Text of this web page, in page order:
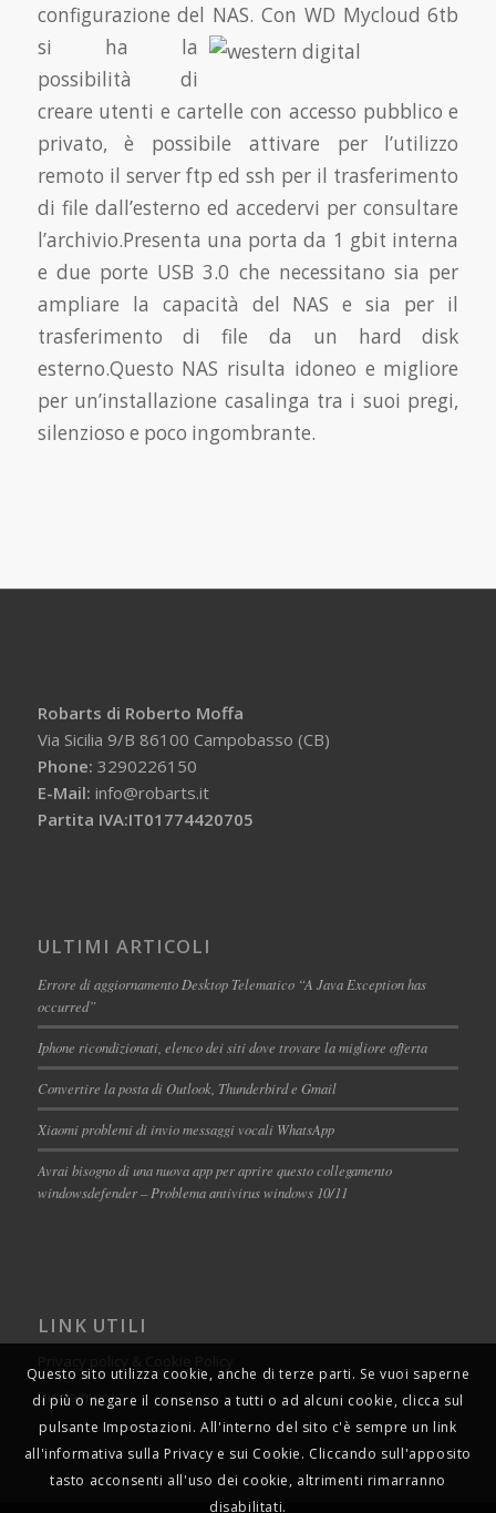
configurazione del NAS. Con WD Mycloud 6tb
si ha la
possibilità di
creare utenti e cartelle con accesso pubblico e
privato, è possibile attivare per l’utilizzo
remoto il server ftp ed ssh per il trasferimento
di file dall’esterno ed accedervi per consultare
l’archivio.Presenta una porta da 1 gbit interna
e due porte USB 3.0 che necessitano sia per
ampliare la capacità del NAS e sia per il
trasferimento di file da un hard disk
esterno.Questo NAS risulta idoneo e migliore
per un’installazione casalinga tra i suoi pregi,
silenzioso e poco ingombrante.
Robarts di Roberto Moffa
Via Sicilia 9/B 86100 Campobasso (CB)
Phone: 3290226150
E-Mail: info@robarts.it
Partita IVA:IT01774420705
ULTIMI ARTICOLI
Errore di aggiornamento Desktop Telematico “A Java Exception has
occurred”
Iphone ricondizionati, elenco dei siti dove trovare la migliore offerta
Convertire la posta di Outlook, Thunderbird e Gmail
Xiaomi problemi di invio messaggi vocali WhatsApp
Avrai bisogno di una nuova app per aprire questo collegamento
windowsdefender – Problema antivirus windows 10/11
LINK UTILI
Disclaimer
Questo sito utilizza cookie, anche di terze parti. Se vuoi saperne
di più o negare il consenso a tutti o ad alcuni cookie, clicca sul
pulsante Impostazioni. All'interno del sito c'è sempre un link
all'informativa sulla Privacy e sui Cookie. Cliccando sull'apposito
tasto acconsenti all'uso dei cookie, altrimenti rimarranno
disabilitati.